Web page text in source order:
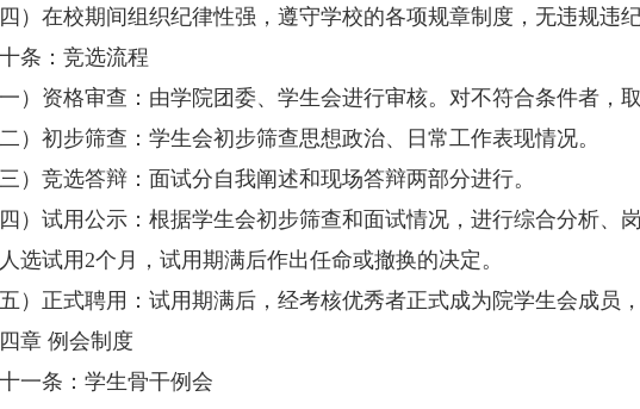
在校期间组织纪律性强，遵守学校的各项规章制度，无违规违纪
：竞选流程
资格审查：由学院团委、学生会进行审核。对不符合条件者，取
初步筛查：学生会初步筛查思想政治、日常工作表现情况。
竞选答辩：面试分自我阐述和现场答辩两部分进行。
试用公示：根据学生会初步筛查和面试情况，进行综合分析、
选试用2个月，试用期满后作出任命或撤换的决定。
正式聘用：试用期满后，经考核优秀者正式成为院学生会成员，
例会制度
条：学生骨干例会